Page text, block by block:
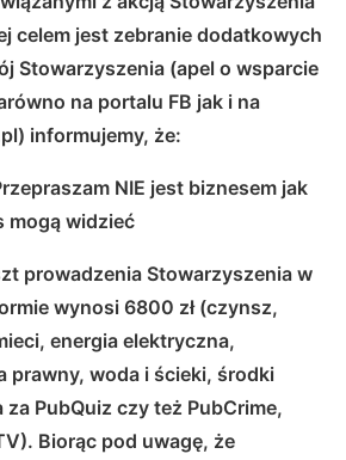
celem jest zebranie dodatkowych
Stowarzyszenia (apel o wsparcie
na portalu FB jak i na
informujemy, że:
NIE jest biznesem jak
mogą widzieć
prowadzenia Stowarzyszenia w
wynosi 6800 zł (czynsz,
energia elektryczna,
prawny, woda i ścieki, środki
PubQuiz czy też PubCrime,
Biorąc pod uwagę, że